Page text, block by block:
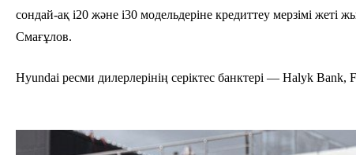
сондай-ақ i20 және i30 модельдеріне кредиттеу мерзімі
Смағұлов.
Hyundai ресми дилерлерінің серіктес банктері — Halyk